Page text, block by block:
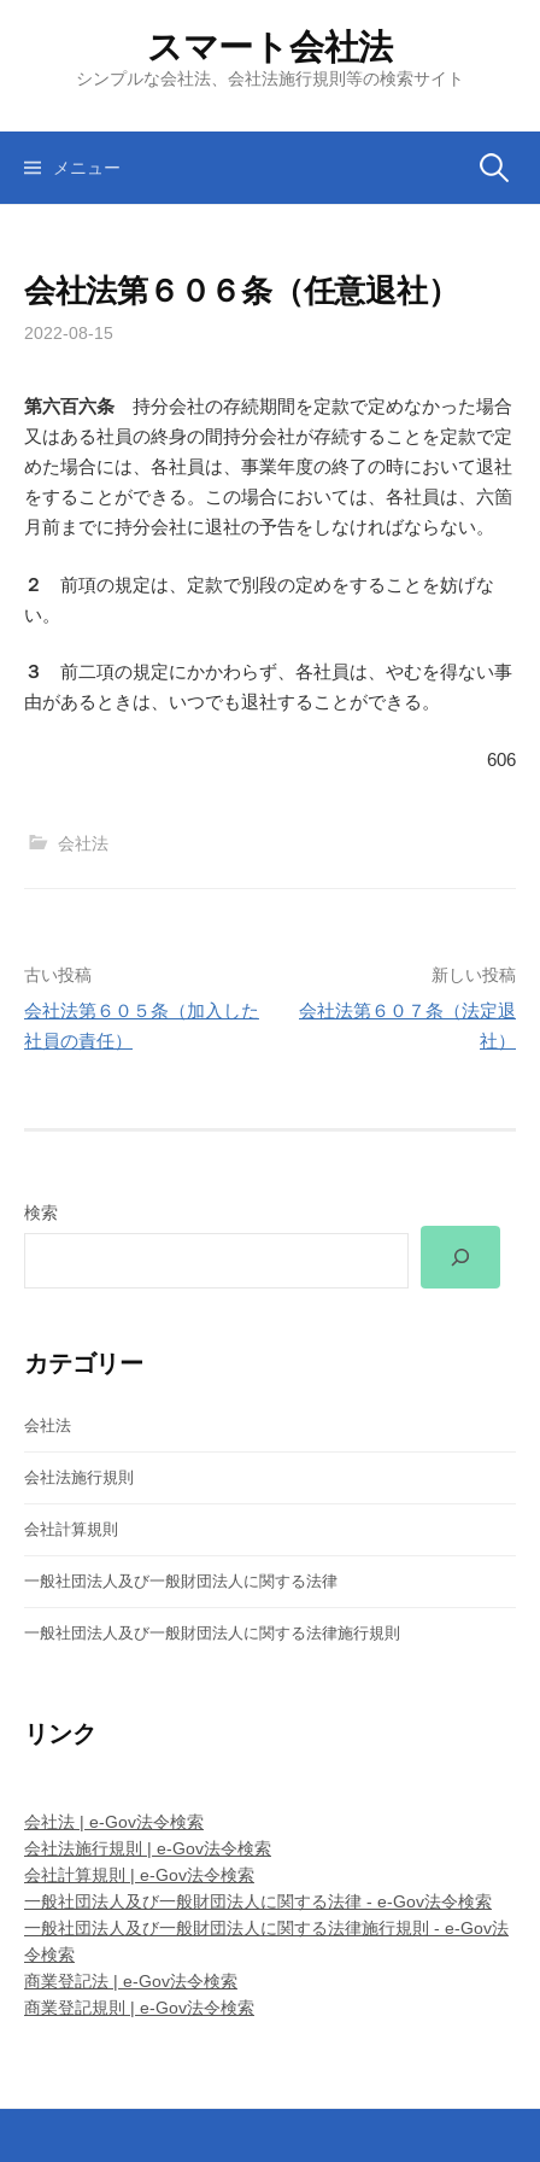
ツ
スマート会社法
シンプルな会社法、会社法施行規則等の検索サイト
メニュー 検
会社法第６０６条（任意退社）
2022-08-15
第六百六条 持分会社の存続期間を定款で定めなかった場合
又はある社員の終身の間持分会社が存続することを定款で定
めた場合には、各社員は、事業年度の終了の時において退社
をすることができる。この場合においては、各社員は、六箇
月前までに持分会社に退社の予告をしなければならない。
２
前項の規定は、定款で別段の定めをすることを妨げな
い。
３
前二項の規定にかかわらず、各社員は、やむを得ない事
由があるときは、いつでも退社することができる。
606
会社法
投
稿
ー
シ
古い投稿
会社法第６０５条（加入した
社員の責任）
新しい投稿
会社法第６０７条（法定退
社）
検索
カテゴリー
会社法
会社法施行規則
会社計算規則
一般社団法人及び一般財団法人に関する法律
一般社団法人及び一般財団法人に関する法律施行規則
リンク
会社法 | e-Gov法令検索
会社法施行規則 | e-Gov法令検索
会社計算規則 | e-Gov法令検索
一般社団法人及び一般財団法人に関する法律 - e-Gov法令検索
一般社団法人及び一般財団法人に関する法律施行規則 - e-Gov法
令検索
商業登記法 | e-Gov法令検索
商業登記規則 | e-Gov法令検索